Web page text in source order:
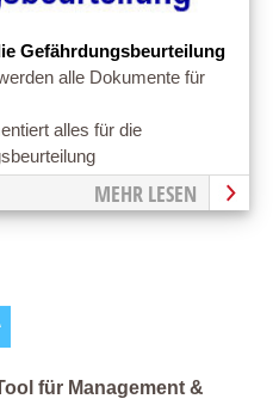
Gefährdungsbeurteilung
alle Dokumente für
alles für die
MEHR LESEN
für Management &